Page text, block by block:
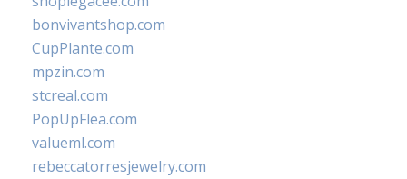
bonvivantshop.com
CupPlante.com
mpzin.com
stcreal.com
PopUpFlea.com
valueml.com
rebeccatorresjewelry.com